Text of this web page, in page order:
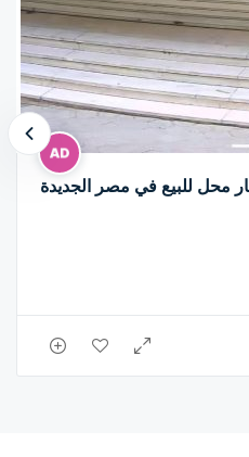
محل للبيع في مصر الجديدة